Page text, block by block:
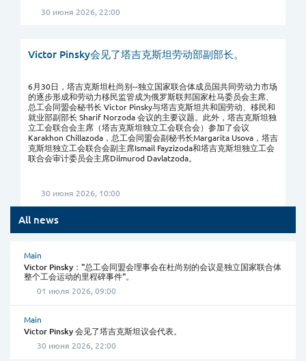
All news
Main
Victor Pinsky："总工会同盟会理事会在杜尚别的会议是独立国家联合体
整个工会运动的里程碑事件"。
01 июля 2026, 09:00
Main
Victor Pinsky 会见了塔吉克斯坦议会代表。
30 июня 2026, 22:00
30 июня 2026, 22:00
Victor Pinsky会见了塔吉克斯坦劳动部副部长。
6月30日，塔吉克斯坦杜尚别--独立国家联合体成员国共同劳动力市场
的逐步形成和劳动力移民监管成为俄罗斯联邦国家杜马委员会主席、
总工会同盟会秘书长 Victor Pinsky与塔吉克斯坦共和国劳动、移民和
就业部副部长 Sharif Norzoda 会议的主要议题。此外，塔吉克斯坦独
立工会联合会主席（塔吉克斯坦独立工会联合会）参加了会议
Karakhon Chillazoda，总工会同盟会副秘书长Margarita Usova，塔吉
克斯坦独立工会联合会副主席Ismail Fayzizoda和塔吉克斯坦独立工会
联合会审计委员会主席Dilmurod Davlatzoda。
30 июня 2026, 10:00